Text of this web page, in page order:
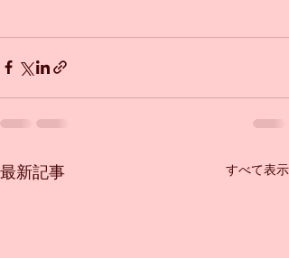
最新記事 すべて表示